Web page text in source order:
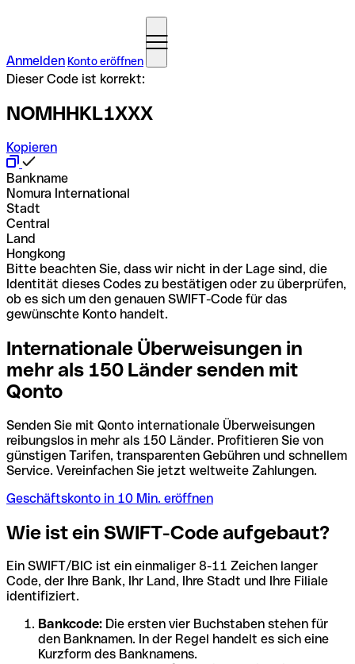
Anmelden Konto eröffnen
Dieser Code ist korrekt:
NOMHHKL1XXX
Kopieren
Bankname
Nomura International
Stadt
Central
Land
Hongkong
Bitte beachten Sie, dass wir nicht in der Lage sind, die
Identität dieses Codes zu bestätigen oder zu überprüfen,
ob es sich um den genauen SWIFT-Code für das
gewünschte Konto handelt.
Internationale Überweisungen in
mehr als 150 Länder senden mit
Qonto
Senden Sie mit Qonto internationale Überweisungen
reibungslos in mehr als 150 Länder. Profitieren Sie von
günstigen Tarifen, transparenten Gebühren und schnellem
Service. Vereinfachen Sie jetzt weltweite Zahlungen.
Geschäftskonto in 10 Min. eröffnen
Wie ist ein SWIFT-Code aufgebaut?
Ein SWIFT/BIC ist ein einmaliger 8-11 Zeichen langer
Code, der Ihre Bank, Ihr Land, Ihre Stadt und Ihre Filiale
identifiziert.
Bankcode: Die ersten vier Buchstaben stehen für
den Banknamen. In der Regel handelt es sich eine
Kurzform des Banknamens.